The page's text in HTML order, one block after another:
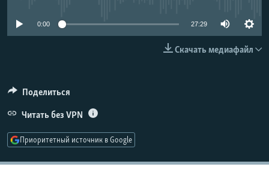
Все сайты РСЕ/РС
0:00 27:29
Скачать медиафайл
Поделиться
Читать без VPN
Приоритетный источник в Google